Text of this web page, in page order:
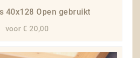
40x128 Open gebruikt
voor € 20,00